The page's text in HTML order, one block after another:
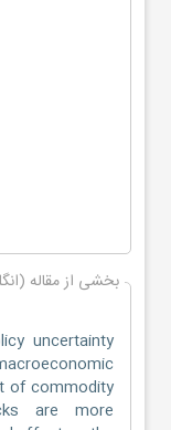
بخشی از مقاله
uncertainty
of commodity
are more